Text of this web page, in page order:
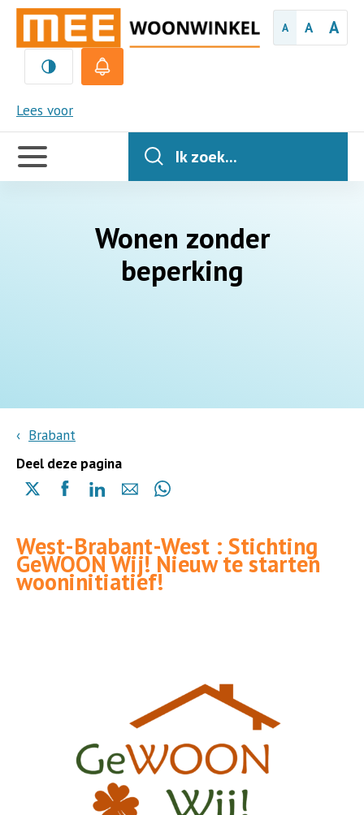
A A A
Lees voor
MEE
Handige
links
Ik zoek...
Wonen zonder
beperking
Brabant
Deel deze pagina
Delen
(opent
in
een
nieuwe
Delen
(opent
in
een
nieuwe
Delen
(opent
in
een
nieuwe
Delen
mail
Delen
(opent
in
een
West-Brabant-West : Stichting
GeWOON Wij! Nieuw te starten
wooninitiatief!